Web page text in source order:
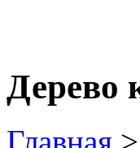
Дерево
Главная >